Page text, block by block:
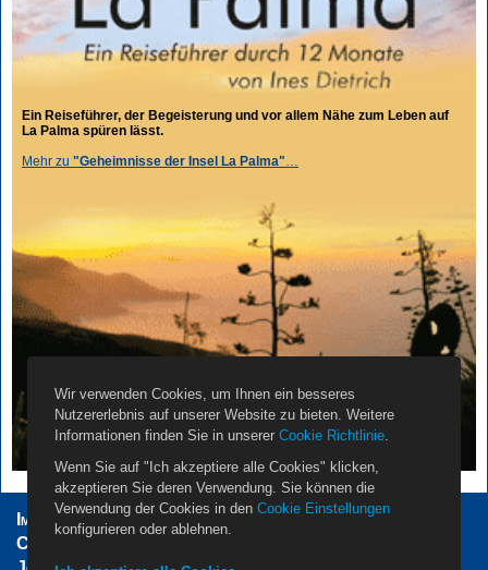
Ein Reiseführer, der Begeisterung und vor allem Nähe zum Leben auf
La Palma spüren lässt.
Mehr zu "Geheimnisse der Insel La Palma"…
Impressum AGB
Datenschutzerklärung
Cookie Einstellungen
Wir verwenden Cookies, um Ihnen ein besseres
Nutzererlebnis auf unserer Website zu bieten. Weitere
Informationen finden Sie in unserer Cookie Richtlinie.
Wenn Sie auf "Ich akzeptiere alle Cookies" klicken,
akzeptieren Sie deren Verwendung. Sie können die
Verwendung der Cookies in den Cookie Einstellungen
konfigurieren oder ablehnen.